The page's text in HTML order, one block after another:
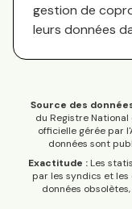
gestion de
leurs données
Source des
du Registre
officielle gérée par
données sont
Exactitude : Les
par les syndics et les
données